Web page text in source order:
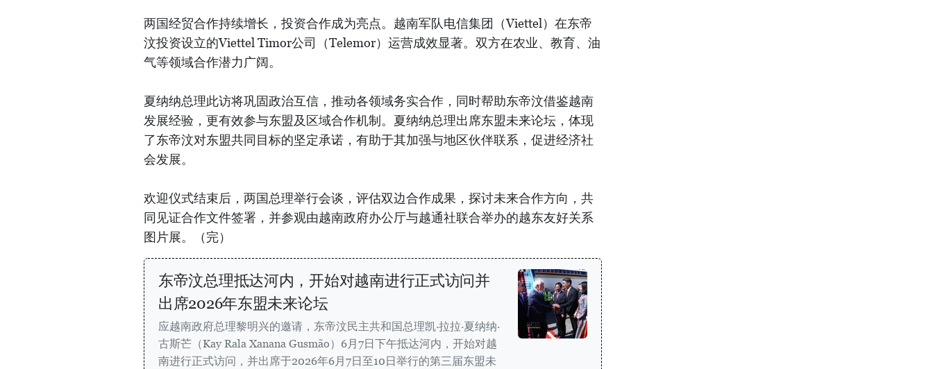
两国经贸合作持续增长，投资合作成为亮点。越南军队电信集团（Viettel）在东帝
汶投资设立的Viettel Timor公司（Telemor）运营成效显著。双方在农业、教育、油
气等领域合作潜力广阔。
夏纳纳总理此访将巩固政治互信，推动各领域务实合作，同时帮助东帝汶借鉴越南
发展经验，更有效参与东盟及区域合作机制。夏纳纳总理出席东盟未来论坛，体现
了东帝汶对东盟共同目标的坚定承诺，有助于其加强与地区伙伴联系，促进经济社
会发展。
欢迎仪式结束后，两国总理举行会谈，评估双边合作成果，探讨未来合作方向，共
同见证合作文件签署，并参观由越南政府办公厅与越通社联合举办的越东友好关系
图片展。（完）
东帝汶总理抵达河内，开始对越南进行正式访问并
出席2026年东盟未来论坛
应越南政府总理黎明兴的邀请，东帝汶民主共和国总理凯·拉拉·夏纳纳·
古斯芒（Kay Rala Xanana Gusmão）6月7日下午抵达河内，开始对越
南进行正式访问，并出席于2026年6月7日至10日举行的第三届东盟未